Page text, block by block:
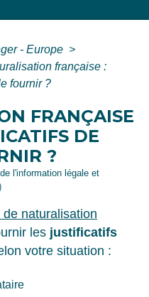
- Europe >
française :
fournir ?
FRANÇAISE
DE
?
l'information légale et
naturalisation
les justificatifs
votre situation :